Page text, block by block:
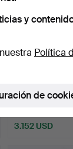
Rolex Cellini
Subastado 24 mar
3.152 USD
y
Política
de